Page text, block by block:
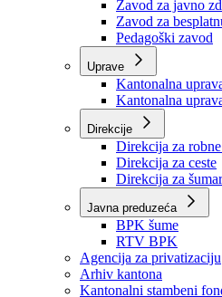
Zavodi
Zavod
Zavod za javno
Zavod za
Pedagoški zavod
Kantonalna
Kantonalna
Direkcije
Direkcija za robne
Direkcija za ceste
Direkcija za
Javna preduzeća
BPK šume
RTV BPK